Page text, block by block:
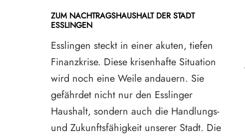
ZUM NACHTRAGSHAUSHALT DER STADT
ESSLINGEN
Esslingen steckt in einer akuten, tiefen
Finanzkrise. Diese krisenhafte Situation
wird noch eine Weile andauern. Sie
gefährdet nicht nur den Esslinger
Haushalt, sondern auch die Handlungs-
und Zukunftsfähigkeit unserer Stadt. Die